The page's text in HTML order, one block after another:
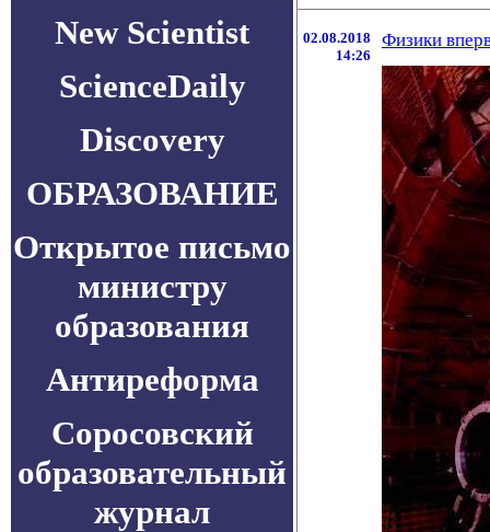
New Scientist
ScienceDaily
Discovery
ОБРАЗОВАНИЕ
Открытое письмо
министру
образования
Антиреформа
Соросовский
образовательный
журнал
02.08.2018
14:26
Физики